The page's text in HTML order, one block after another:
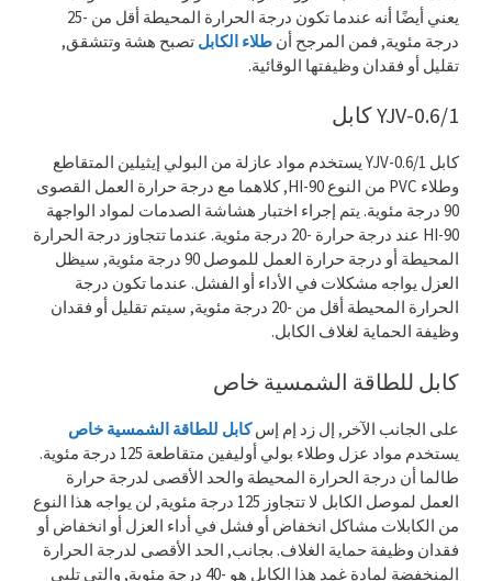
يعني أيضًا أنه عندما تكون درجة الحرارة المحيطة أقل من -25
درجة مئوية, فمن المرجح أن طلاء الكابل تصبح هشة وتتشقق,
تقليل أو فقدان وظيفتها الوقائية.
YJV-0.6/1 كابل
كابل YJV-0.6/1 يستخدم مواد عازلة من البولي إيثيلين المتقاطع
وطلاء PVC من النوع HI-90, كلاهما مع درجة حرارة العمل القصوى
90 درجة مئوية. يتم إجراء اختبار هشاشة الصدمات لمواد الواجهة
HI-90 عند درجة حرارة -20 درجة مئوية. عندما تتجاوز درجة الحرارة
المحيطة أو درجة حرارة العمل للموصل 90 درجة مئوية, سيظل
العزل يواجه مشكلات في الأداء أو الفشل. عندما تكون درجة
الحرارة المحيطة أقل من -20 درجة مئوية, سيتم تقليل أو فقدان
وظيفة الحماية لغلاف الكابل.
كابل للطاقة الشمسية خاص
على الجانب الآخر, إل زد إم إسكابل للطاقة الشمسية خاص
يستخدم مواد عزل وطلاء بولي أوليفين متقاطعة 125 درجة مئوية.
طالما أن درجة الحرارة المحيطة والحد الأقصى لدرجة حرارة
العمل لموصل الكابل لا تتجاوز 125 درجة مئوية, لن يواجه هذا النوع
من الكابلات مشاكل انخفاض أو فشل في أداء العزل أو انخفاض أو
فقدان وظيفة حماية الغلاف. بجانب, الحد الأقصى لدرجة الحرارة
المنخفضة لمادة غمد هذا الكابل هو -40 درجة مئوية, والتي تلبي